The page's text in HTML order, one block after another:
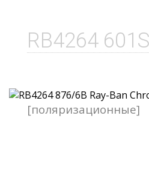
RB4264
[поляризационные]